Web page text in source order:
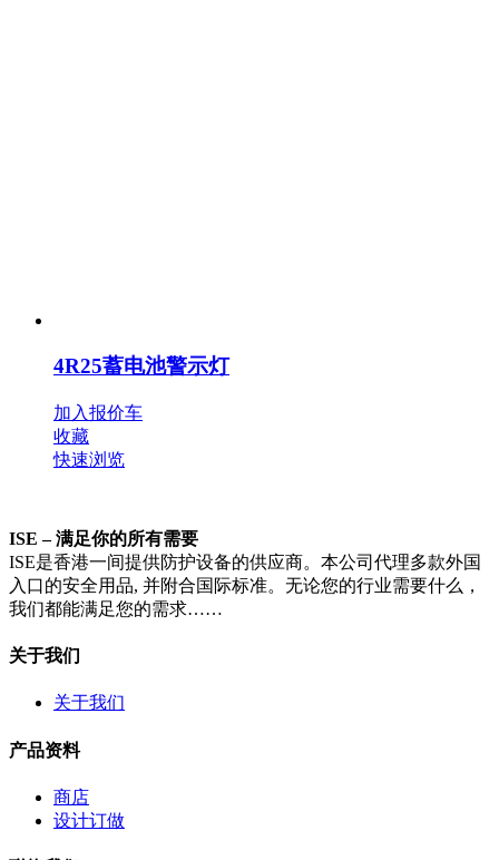
4R25蓄电池警示灯
加入报价车
收藏
快速浏览
ISE – 满足你的所有需要​​
ISE是香港一间提供防护设备的供应商。本公司代理多款外国
入口的安全用品, 并附合国际标准。无论您的行业需要什么，
我们都能满足您的需求……
关于我们
关于我们
产品资料
商店
设计订做